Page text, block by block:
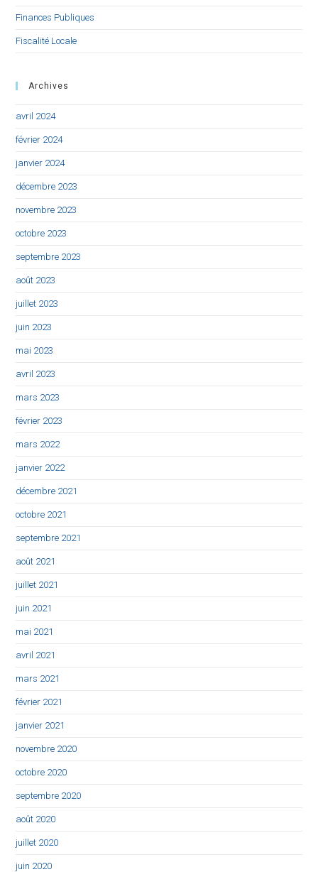
Finances Publiques
Fiscalité Locale
Archives
avril 2024
février 2024
janvier 2024
décembre 2023
novembre 2023
octobre 2023
septembre 2023
août 2023
juillet 2023
juin 2023
mai 2023
avril 2023
mars 2023
février 2023
mars 2022
janvier 2022
décembre 2021
octobre 2021
septembre 2021
août 2021
juillet 2021
juin 2021
mai 2021
avril 2021
mars 2021
février 2021
janvier 2021
novembre 2020
octobre 2020
septembre 2020
août 2020
juillet 2020
juin 2020